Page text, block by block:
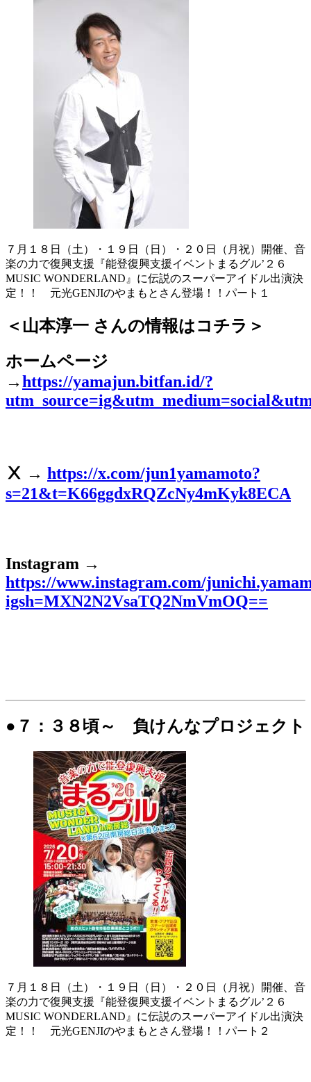
７月１８日（土）・１９日（日）・２０日（月祝）開催、音
楽の力で復興支援『能登復興支援イベントまるグル’２６
MUSIC WONDERLAND』に伝説のスーパーアイドル出演決
定！！ 元光GENJIのやまもとさん登場！！パート１
＜山本淳一 さんの情報はコチラ＞
ホームページ
→https://yamajun.bitfan.id/?
Ⅹ → https://x.com/jun1yamamoto?
s=21&t=K66ggdxRQZcNy4mKyk8ECA
Instagram →
https://www.instagram.com/
igsh=MXN2N2VsaTQ2NmVmOQ==
●７：３８頃～ 負けんなプロジェクト
７月１８日（土）・１９日（日）・２０日（月祝）開催、音
楽の力で復興支援『能登復興支援イベントまるグル’２６
MUSIC WONDERLAND』に伝説のスーパーアイドル出演決
定！！ 元光GENJIのやまもとさん登場！！パート２